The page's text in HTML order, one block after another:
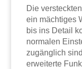
Die
ein mächtiges
bis ins Detail
normalen
zugänglich
erweiterte